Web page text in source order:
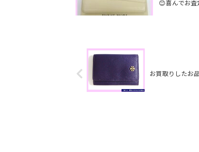
😊喜んでお査
お買取りしたお